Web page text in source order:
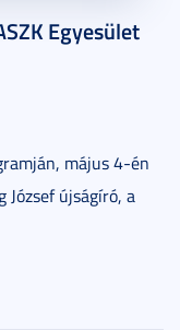
Egyesület
május 4-én
József újságíró, a